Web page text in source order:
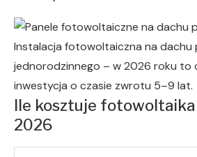
Instalacja fotowoltaiczna na dachu
jednorodzinnego – w 2026 roku to
inwestycja o czasie zwrotu 5–9 lat.
Ile kosztuje
2026